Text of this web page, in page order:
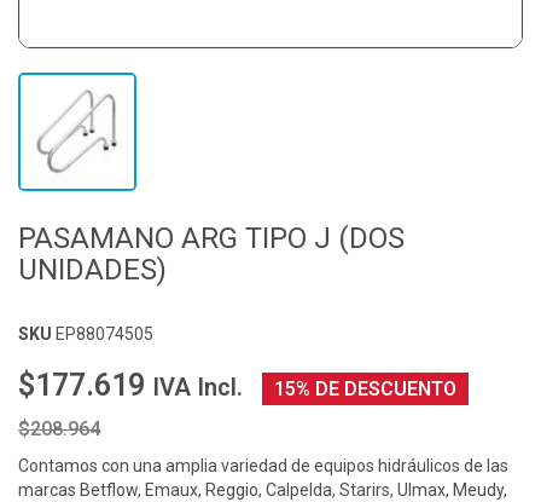
PASAMANO ARG TIPO J (DOS
UNIDADES)
SKU EP88074505
$177.619 IVA Incl.
15% DE DESCUENTO
$208.964
Contamos con una amplia variedad de equipos hidráulicos de las
marcas Betflow, Emaux, Reggio, Calpelda, Starirs, Ulmax, Meudy,